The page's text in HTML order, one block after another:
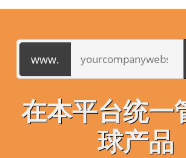
在本平台统一
球产品